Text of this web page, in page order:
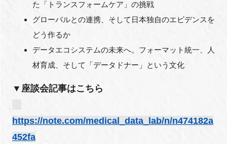
た「トランスフォームケア」の挑戦
グローバルとの連携、そして日本独自のエビデンスを
どう作るか
データエコシステムの未来へ。フォーマット統一、人
材育成、そして「データドナー」という文化
▼座談会記事はこちら
https://note.com/medical_data_lab/n/n474182a
452fa